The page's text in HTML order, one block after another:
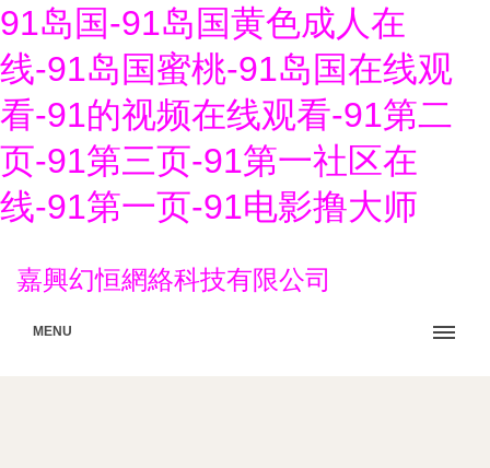
91岛国-91岛国黄色成人在
线-91岛国蜜桃-91岛国在线观
看-91的视频在线观看-91第二
页-91第三页-91第一社区在
线-91第一页-91电影撸大师
嘉興幻恒網絡科技有限公司
MENU